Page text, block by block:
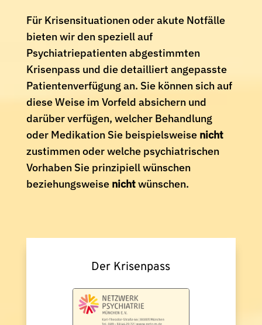
Für Krisensituationen oder akute Notfälle
bieten wir den speziell auf
Psychiatriepatienten abgestimmten
Krisenpass und die detailliert angepasste
Patientenverfügung an. Sie können sich auf
diese Weise im Vorfeld absichern und
darüber verfügen, welcher Behandlung
oder Medikation Sie beispielsweise nicht
zustimmen oder welche psychiatrischen
Vorhaben Sie prinzipiell wünschen
beziehungsweise nichtwünschen.
Der Krisenpass